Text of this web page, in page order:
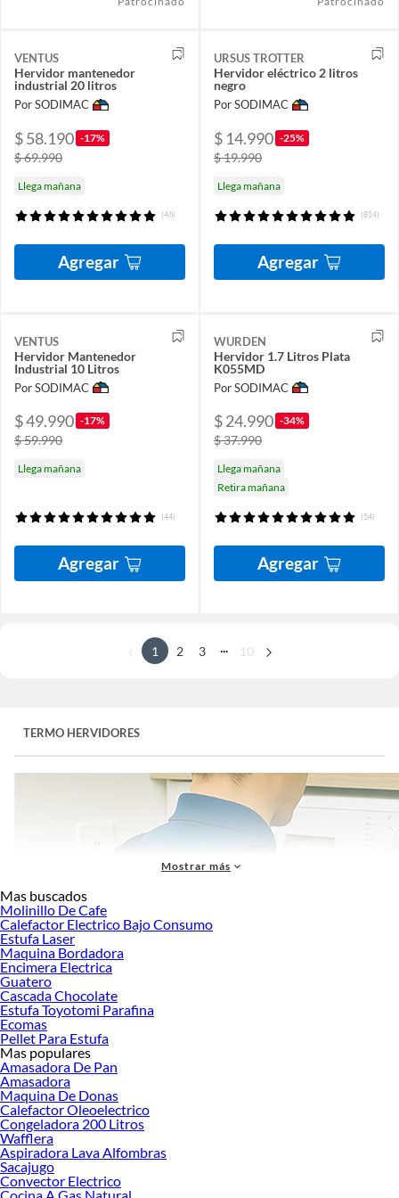
VENTUS
Hervidor mantenedor
industrial 20 litros
Por SODIMAC
$ 58.190 -17%
$ 69.990
Llega mañana
(46)
Agregar
URSUS TROTTER
Hervidor eléctrico 2 litros
negro
Por SODIMAC
$ 14.990 -25%
$ 19.990
Llega mañana
(814)
Agregar
VENTUS
Hervidor Mantenedor
Industrial 10 Litros
Por SODIMAC
$ 49.990 -17%
$ 59.990
Llega mañana
(44)
Agregar
WURDEN
Hervidor 1.7 Litros Plata
K055MD
Por SODIMAC
$ 24.990 -34%
$ 37.990
Llega mañana
Retira mañana
(54)
Agregar
1 2 3 10
TERMO HERVIDORES
Puntos clave
Un hervidor eléctricoes un electrodoméstico que calienta agua
rápidamente mediante resistencia eléctrica, con potencias entre 1500W y
2200W.
Capacidades disponibles:
y hasta 5L en termo hervidores.
Mostrar más
Mas buscados
Molinillo De Cafe
Calefactor Electrico Bajo Consumo
Estufa Laser
Maquina Bordadora
Encimera Electrica
Guatero
Cascada Chocolate
Estufa Toyotomi Parafina
Ecomas
Pellet Para Estufa
Mas populares
Amasadora De Pan
Amasadora
Maquina De Donas
Calefactor Oleoelectrico
Congeladora 200 Litros
Wafflera
Aspiradora Lava Alfombras
Sacajugo
Convector Electrico